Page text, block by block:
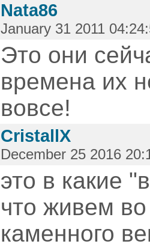
Nata86
January 31 2011
Это они
времена их
вовсе!
CristallX
December 25 2016
это в какие
что живем
каменного